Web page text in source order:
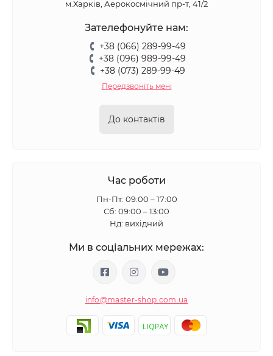
м.Харків, Аерокосмічний пр-т, 41/2
Зателефонуйте нам:
+38 (066) 289-99-49
+38 (096) 989-99-49
+38 (073) 289-99-49
Передзвоніть мені
До контактів
Час роботи
Пн-Пт: 09:00 – 17:00
Сб: 09:00 – 13:00
Нд: вихідний
Ми в соціальних мережах:
info@master-shop.com.ua